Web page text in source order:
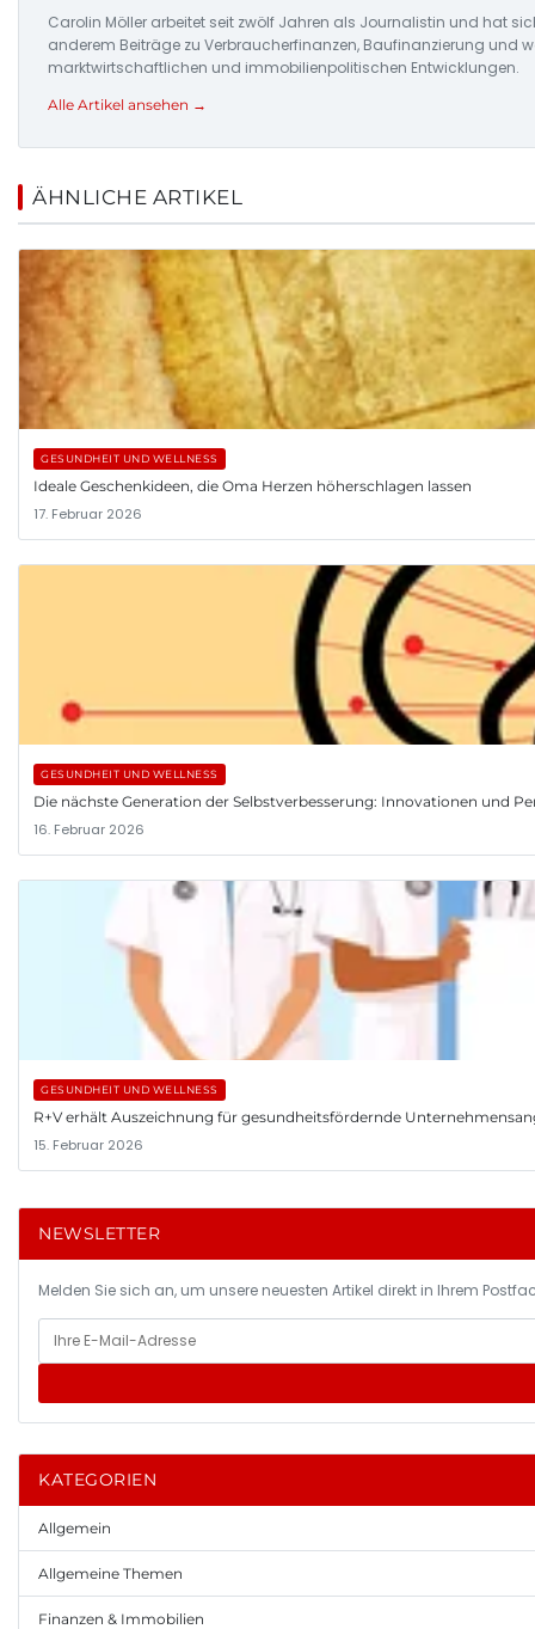
Carolin Möller arbeitet seit zwölf Jahren als Journalistin und hat
anderem Beiträge zu Verbraucherfinanzen, Baufinanzierung und
marktwirtschaftlichen und immobilienpolitischen Entwicklungen.
Alle Artikel ansehen →
ÄHNLICHE ARTIKEL
GESUNDHEIT UND WELLNESS
Ideale Geschenkideen, die Oma Herzen höherschlagen lassen
17. Februar 2026
GESUNDHEIT UND WELLNESS
Die nächste Generation der Selbstverbesserung: Innovationen und
16. Februar 2026
GESUNDHEIT UND WELLNESS
R+V erhält Auszeichnung für gesundheitsfördernde
15. Februar 2026
NEWSLETTER
Melden Sie sich an, um unsere neuesten Artikel direkt in Ihrem
KATEGORIEN
Allgemein
Allgemeine Themen
Finanzen & Immobilien